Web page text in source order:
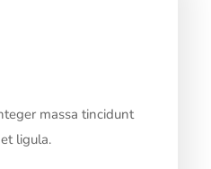
massa tincidunt
ligula.